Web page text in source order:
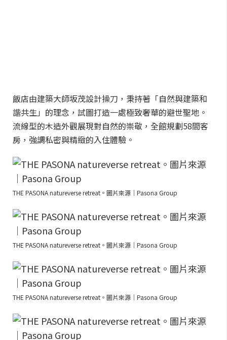
飯店由建築大師坂茂設計操刀，秉持著「自然與建築和
諧共生」的理念，試圖打造一處極致奢華的避世聖地。
流線型的木造外觀展現對自然的崇敬，全館規劃58間客
房，強調私密與精緻的入住體驗。
THE PASONA natureverse retreat。圖片來源｜Pasona Group
THE PASONA natureverse retreat。圖片來源｜Pasona Group
THE PASONA natureverse retreat。圖片來源｜Pasona Group